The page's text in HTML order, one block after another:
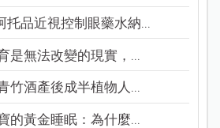
托品近視控制眼藥水納...
是無法改變的現實，...
竹酒產後成半植物人...
的黃金睡眠：為什麼...